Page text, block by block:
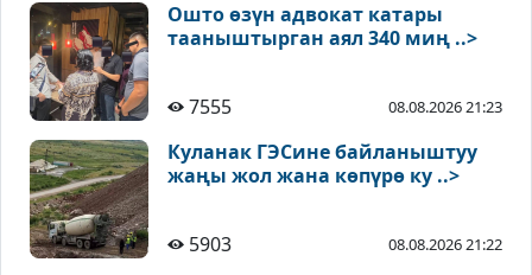
Ошто өзүн адвокат катары
тааныштырган аял 340 миң ..>
7555 08.08.2026 21:23
Куланак ГЭСине байланыштуу
жаңы жол жана көпүрө ку ..>
5903 08.08.2026 21:22